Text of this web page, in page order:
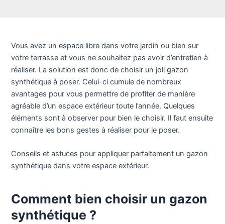
Vous avez un espace libre dans votre jardin ou bien sur
votre terrasse et vous ne souhaitez pas avoir d’entretien à
réaliser. La solution est donc de choisir un joli gazon
synthétique à poser. Celui-ci cumule de nombreux
avantages pour vous permettre de profiter de manière
agréable d’un espace extérieur toute l’année. Quelques
éléments sont à observer pour bien le choisir. Il faut ensuite
connaître les bons gestes à réaliser pour le poser.
Conseils et astuces pour appliquer parfaitement un gazon
synthétique dans votre espace extérieur.
Comment bien choisir un gazon
synthétique ?